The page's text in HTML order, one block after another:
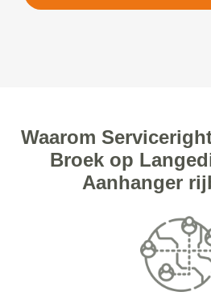
Waarom
Broek op
Aanhanger